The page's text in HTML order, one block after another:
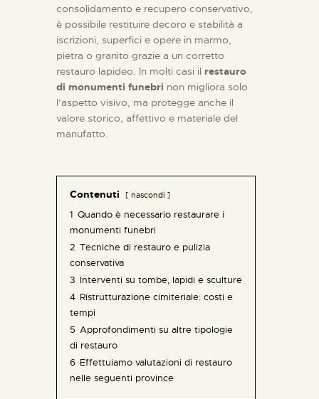
consolidamento e recupero conservativo,
è possibile restituire decoro e stabilità a
iscrizioni, superfici e opere in marmo,
pietra o granito grazie a un corretto
restauro lapideo. In molti casi il restauro
di monumenti funebri non migliora solo
l’aspetto visivo, ma protegge anche il
valore storico, affettivo e materiale del
manufatto.
Contenuti nascondi
1 Quando è necessario restaurare i
monumenti funebri
2 Tecniche di restauro e pulizia
conservativa
3 Interventi su tombe, lapidi e sculture
4 Ristrutturazione cimiteriale: costi e
tempi
5 Approfondimenti su altre tipologie
di restauro
6 Effettuiamo valutazioni di restauro
nelle seguenti province